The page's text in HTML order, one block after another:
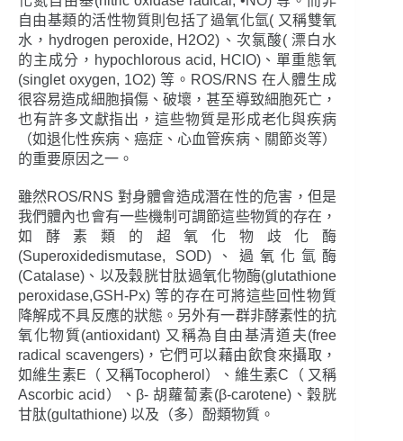
自由基類的活性物質則包括了過氧化氫( 又稱雙氧
水，hydrogen peroxide, H2O2)、次氯酸( 漂白水
的主成分，hypochlorous acid, HClO)、單重態氧
(singlet oxygen, 1O2) 等。ROS/RNS 在人體生成
很容易造成細胞損傷、破壞，甚至導致細胞死亡，
也有許多文獻指出，這些物質是形成老化與疾病
（如退化性疾病、癌症、心血管疾病、關節炎等）
的重要原因之一。
雖然ROS/RNS 對身體會造成潛在性的危害，但是
我們體內也會有一些機制可調節這些物質的存在，
如酵素類的超氧化物歧化酶
(Superoxidedismutase, SOD)、過氧化氫酶
(Catalase)、以及穀胱甘肽過氧化物酶(glutathione
peroxidase,GSH-Px) 等的存在可將這些回性物質
降解成不具反應的狀態。另外有一群非酵素性的抗
氧化物質(antioxidant) 又稱為自由基清道夫(free
radical scavengers)，它們可以藉由飲食來攝取，
如維生素E（ 又稱Tocopherol）、維生素C（ 又稱
Ascorbic acid）、β- 胡蘿蔔素(β-carotene)、穀胱
甘肽(gultathione) 以及（多）酚類物質。